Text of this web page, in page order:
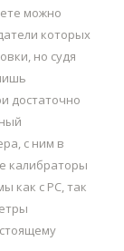
можно
которых
но судя
достаточно
с ним в
калибраторы
как с PC, так